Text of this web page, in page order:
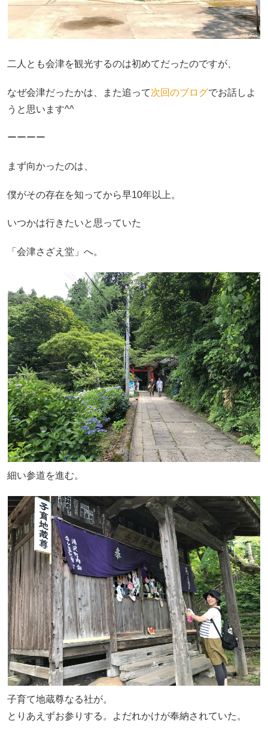
二人とも会津を観光するのは初めてだったのですが、
なぜ会津だったかは、また追って次回のブログでお話しよ
うと思います^^
ーーーー
まず向かったのは、
僕がその存在を知ってから早10年以上。
いつかは行きたいと思っていた
「会津さざえ堂」へ。
細い参道を進む。
子育て地蔵尊なる社が。
とりあえずお参りする。よだれかけが奉納されていた。